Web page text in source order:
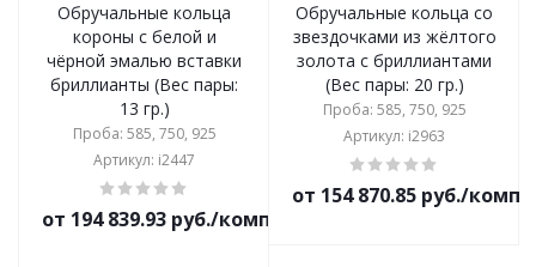
Обручальные кольца
короны с белой и
чёрной эмалью вставки
бриллианты (Вес пары:
13 гр.)
Проба: 585, 750, 925
Артикул: i2447
от 194 839.93 руб./комплект
Обручальные кольца со
звездочками из жёлтого
золота с бриллиантами
(Вес пары: 20 гр.)
Проба: 585, 750, 925
Артикул: i2963
от 154 870.85 руб./